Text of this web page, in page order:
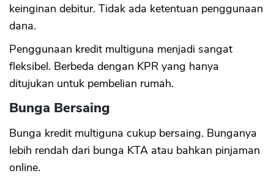
keinginan debitur. Tidak ada ketentuan penggunaan
dana.
Penggunaan kredit multiguna menjadi sangat
fleksibel. Berbeda dengan KPR yang hanya
ditujukan untuk pembelian rumah.
Bunga Bersaing
Bunga kredit multiguna cukup bersaing. Bunganya
lebih rendah dari bunga KTA atau bahkan pinjaman
online.